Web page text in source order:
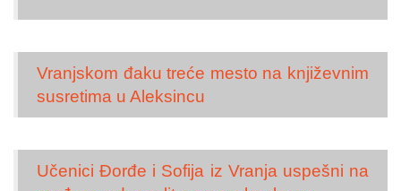
Vranjskom đaku treće mesto na književnim
susretima u Aleksincu
Učenici Đorđe i Sofija iz Vranja uspešni na